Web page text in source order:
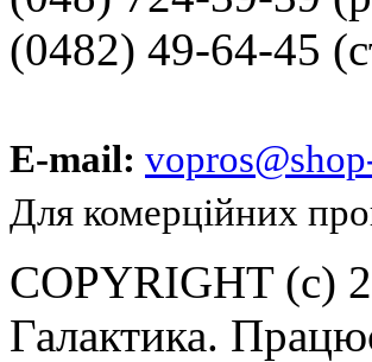
(0482) 49-64-45
E-mail:
Для комерційних
COPYRIGHT (c)
Галактика.